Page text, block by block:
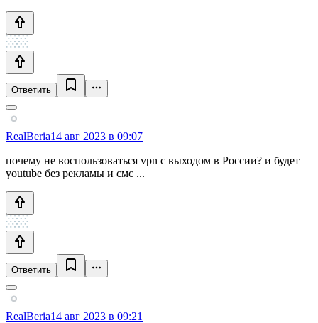
Ответить
RealBeria14 авг 2023 в 09:07
почему не воспользоваться vpn с выходом в России? и будет
youtube без рекламы и смс ...
Ответить
RealBeria14 авг 2023 в 09:21